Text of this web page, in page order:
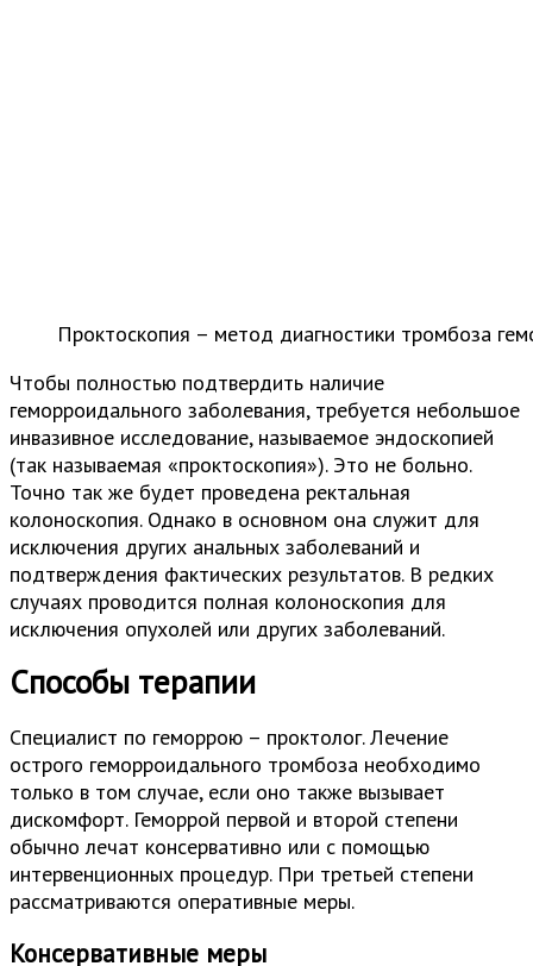
Проктоскопия – метод диагностики тромбоза
Чтобы полностью подтвердить наличие
геморроидального заболевания, требуется небольшое
инвазивное исследование, называемое эндоскопией
(так называемая «проктоскопия»). Это не больно.
Точно так же будет проведена ректальная
колоноскопия. Однако в основном она служит для
исключения других анальных заболеваний и
подтверждения фактических результатов. В редких
случаях проводится полная колоноскопия для
исключения опухолей или других заболеваний.
Способы терапии
Специалист по геморрою – проктолог. Лечение
острого геморроидального тромбоза необходимо
только в том случае, если оно также вызывает
дискомфорт. Геморрой первой и второй степени
обычно лечат консервативно или с помощью
интервенционных процедур. При третьей степени
рассматриваются оперативные меры.
Консервативные меры